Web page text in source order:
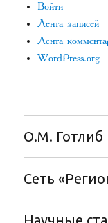
Войти
Лента записей
Лента
WordPress.org
О.М. Готлиб
Сеть